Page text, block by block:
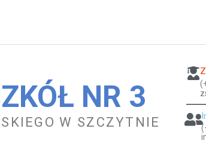
NR 3
W SZCZYTNIE